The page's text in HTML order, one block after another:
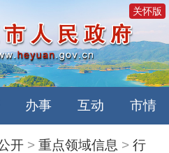
关怀版
办事 互动 市情
开 >重点领域信息 >行